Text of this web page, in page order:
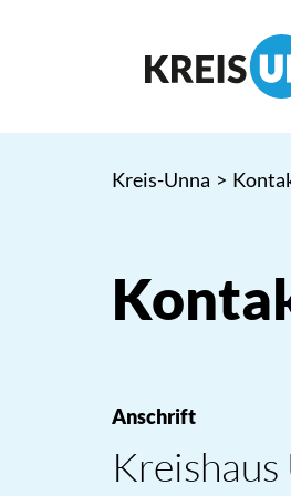
Kreis-Unna >
Anschrift
Kreishaus